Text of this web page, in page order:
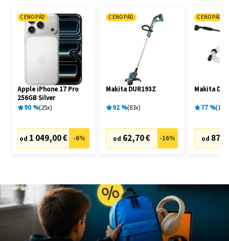
CENOPÁD
Apple iPhone 17 Pro
256GB Silver
90% 25x
od 1 049,00 € -6%
CENOPÁD
Makita DUR193Z
92% 83x
od 62,70 € -16%
CENOPÁD
Makita
77% 19
od